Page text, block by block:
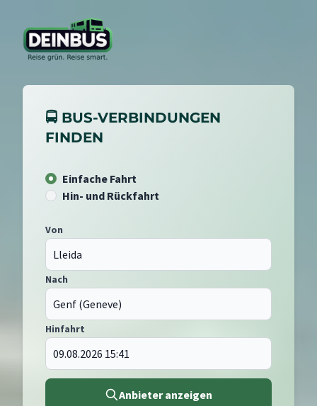
🚍 BUS-VERBINDUNGEN
FINDEN
Einfache Fahrt
Hin- und Rückfahrt
Von
Nach
Hinfahrt
Anbieter anzeigen